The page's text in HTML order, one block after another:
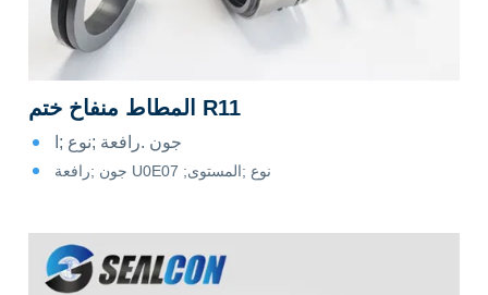
المطاط منفاخ ختم R11
جون .رافعة ;نوع ;ا
جون ;رافعة U0E07 ;نوع ;المستوى